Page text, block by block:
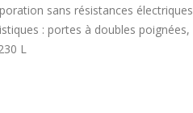
sans résistances électriques
: portes à doubles poignées,
L